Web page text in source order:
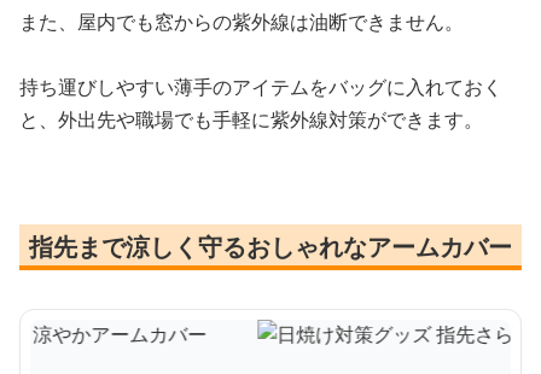
また、屋内でも窓からの紫外線は油断できません。
持ち運びしやすい薄手のアイテムをバッグに入れておく
と、外出先や職場でも手軽に紫外線対策ができます。
指先まで涼しく守るおしゃれなアームカバー